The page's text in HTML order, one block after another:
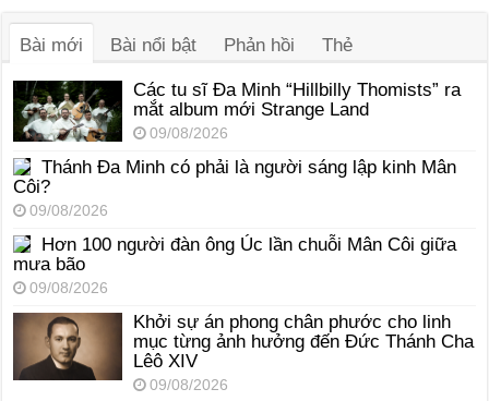
Bài mới
Bài nổi bật Phản hồi Thẻ
Các tu sĩ Đa Minh “Hillbilly Thomists” ra
mắt album mới Strange Land
09/08/2026
Thánh Đa Minh có phải là người sáng lập kinh Mân
Côi?
09/08/2026
Hơn 100 người đàn ông Úc lần chuỗi Mân Côi giữa
mưa bão
09/08/2026
Khởi sự án phong chân phước cho linh
mục từng ảnh hưởng đến Đức Thánh Cha
Lêô XIV
09/08/2026